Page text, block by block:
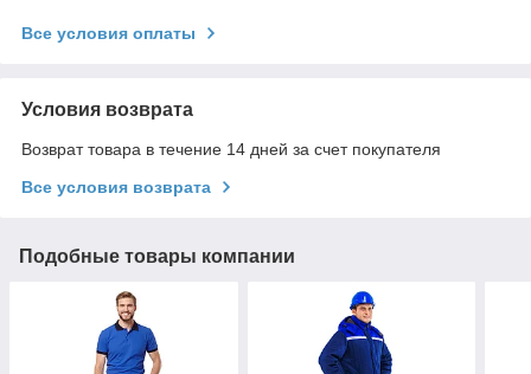
Все условия оплаты
Условия возврата
Возврат товара в течение 14 дней за счет покупателя
Все условия возврата
Подобные товары компании